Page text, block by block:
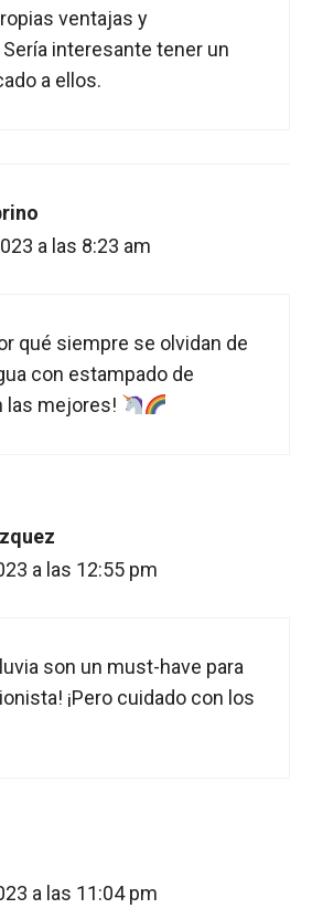
ventajas y
interesante tener un
a ellos.
a las 8:23 am
qué siempre se olvidan de
con estampado de
las mejores!
a las 12:55 pm
son un must-have para
¡Pero cuidado con los
a las 11:04 pm